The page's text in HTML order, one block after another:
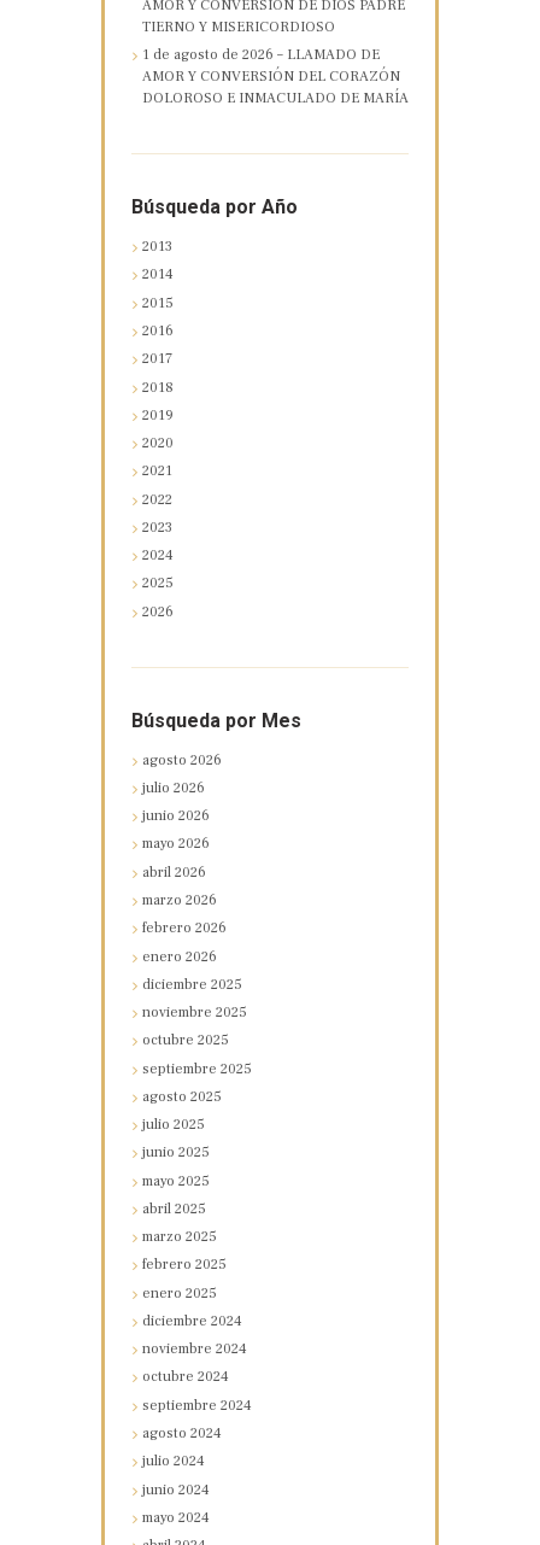
AMOR Y CONVERSIÓN DE DIOS PADRE
TIERNO Y MISERICORDIOSO
1 de agosto de 2026 – LLAMADO DE
AMOR Y CONVERSIÓN DEL CORAZÓN
DOLOROSO E INMACULADO DE MARÍA
Búsqueda por Año
2013
2014
2015
2016
2017
2018
2019
2020
2021
2022
2023
2024
2025
2026
Búsqueda por Mes
agosto2026
julio2026
junio2026
mayo2026
abril2026
marzo2026
febrero2026
enero2026
diciembre2025
noviembre2025
octubre2025
septiembre2025
agosto2025
julio2025
junio2025
mayo2025
abril2025
marzo2025
febrero2025
enero2025
diciembre2024
noviembre2024
octubre2024
septiembre2024
agosto2024
julio2024
junio2024
mayo2024